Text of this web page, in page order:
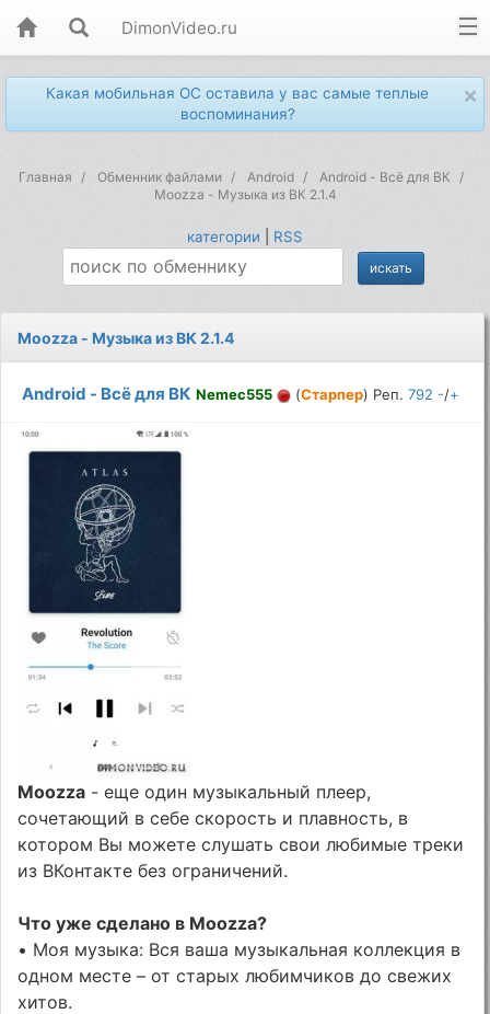
DimonVideo.ru
×
Какая мобильная ОС оставила у вас самые теплые
воспоминания?
Главная Обменник файлами Android
Android - Всё для ВК
Moozza - Музыка из ВК 2.1.4
категории RSS
Moozza - Музыка из ВК 2.1.4
Android - Всё для ВК Nemec555 (Старпер) Реп.792 -/+
Moozza - еще один музыкальный плеер,
сочетающий в себе скорость и плавность, в
котором Вы можете слушать свои любимые треки
из ВКонтакте без ограничений.
Что уже сделано в Moozza?
• Моя музыка: Вся ваша музыкальная коллекция в
одном месте – от старых любимчиков до свежих
хитов.